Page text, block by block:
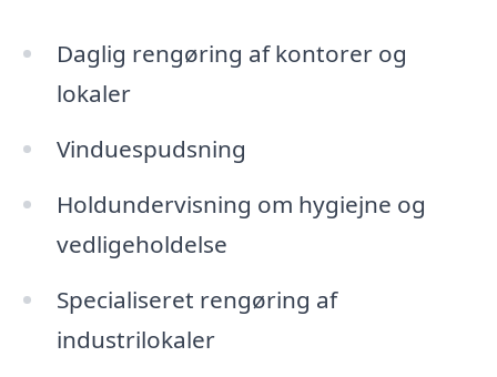
Daglig rengøring af kontorer og
lokaler
Vinduespudsning
Holdundervisning om hygiejne og
vedligeholdelse
Specialiseret rengøring af
industrilokaler